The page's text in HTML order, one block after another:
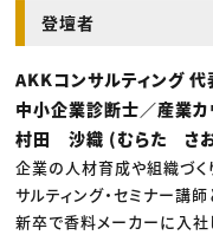
登壇者
AKKコンサルティング 代
中小企業診断士／産業カ
村田 沙織 (むらた さ
企業の人材育成や組織づく
サルティング・セミナー講師
新卒で香料メーカーに入社